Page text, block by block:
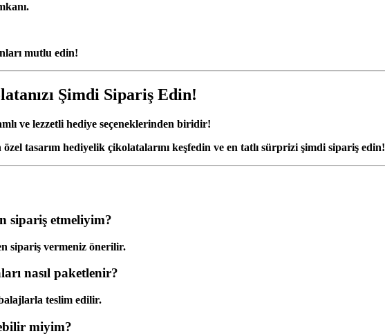
mutlu edin!
Şimdi Sipariş Edin!
ve lezzetli hediye seçeneklerinden biridir!
tasarım hediyelik çikolatalarını keşfedin ve en tatlı sürprizi şimdi sipariş edin!
sipariş etmeliyim?
sipariş vermeniz önerilir.
nasıl paketlenir?
teslim edilir.
miyim?